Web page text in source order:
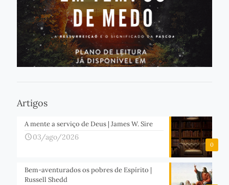
Artigos
0
A mente a serviço de Deus | James W. Sire
03/ago/2026
Bem-aventurados os pobres de Espírito |
Russell Shedd